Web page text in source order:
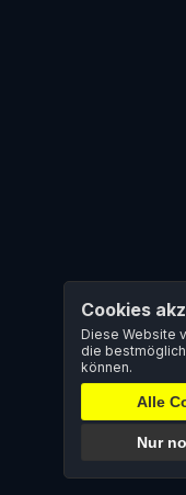
Cookies
Diese Website
die
können.
Alle
Nur